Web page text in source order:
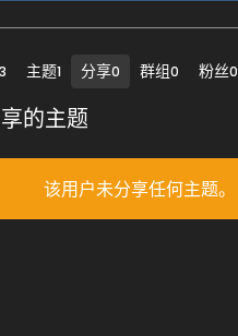
3 主题1 分享0 群组0 粉丝0
的主题
该用户未分享任何主题。